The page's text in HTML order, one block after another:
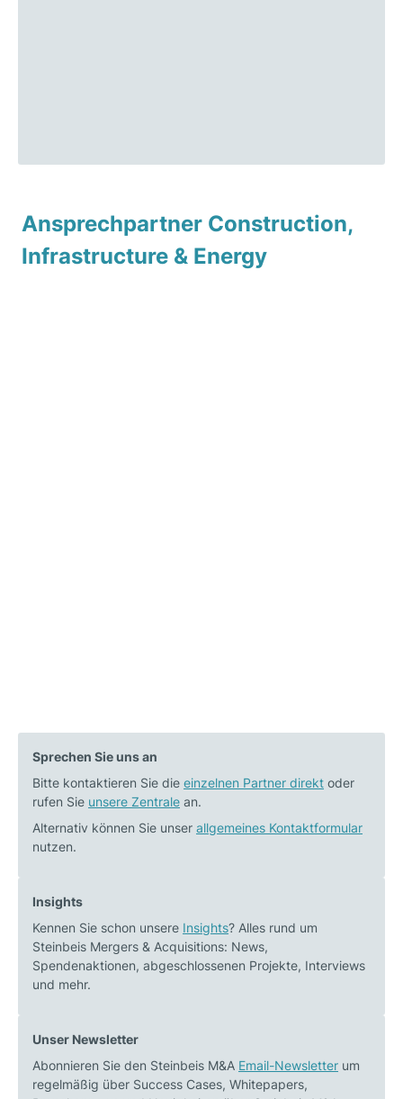
Ansprechpartner Construction,
Infrastructure & Energy
Sprechen Sie uns an
Bitte kontaktieren Sie die einzelnen Partner direkt oder
rufen Sie unsere Zentrale an.
Alternativ können Sie unser allgemeines Kontaktformular
nutzen.
Insights
Kennen Sie schon unsere Insights? Alles rund um
Steinbeis Mergers & Acquisitions: News,
Spendenaktionen, abgeschlossenen Projekte, Interviews
und mehr.
Unser Newsletter
Abonnieren Sie den Steinbeis M&A Email-Newsletter um
regelmäßig über Success Cases, Whitepapers,